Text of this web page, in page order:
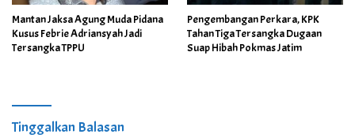
Mantan Jaksa Agung Muda Pidana
Kusus Febrie Adriansyah Jadi
Tersangka TPPU
Pengembangan Perkara, KPK
Tahan Tiga Tersangka Dugaan
Suap Hibah Pokmas Jatim
Tinggalkan Balasan